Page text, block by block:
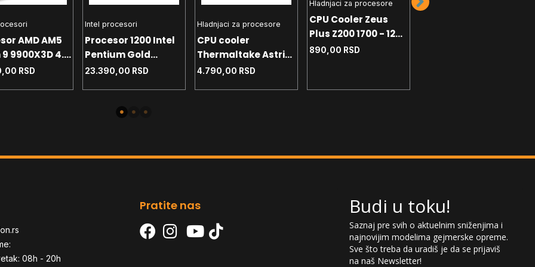
AMD AM5
9 9900X3D 4.4
RSD
Intel procesori
Procesor 1200 Intel
Pentium Gold
G6400 4.0 GHz Tray
23.390,00 RSD
Hladnjaci za procesore
CPU cooler
Thermaltake Astria
200 White 1700 -
4.790,00 RSD
Hladnjaci za procesore
CPU Cooler Zeus
Plus Z200 1700 - 1200
- AM4 - AM5 TDP
890,00 RSD
08h - 20h
Pratite nas Budi u toku!
Saznaj pre svih o aktuelnim sniženjima i
najnovijim modelima gejmerske opreme.
Sve što treba da uradiš je da se prijaviš
na naš Newsletter!